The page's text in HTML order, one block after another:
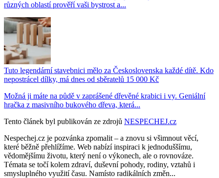
různých oblastí prověří vaši bystrost a...
Tuto legendární stavebnici mělo za Československa každé dítě. Kdo
nepostrácel dílky, má dnes od sběratelů 15 000 Kč
Možná ji máte na půdě v zaprášené dřevěné krabici i vy. Geniální
hračka z masivního bukového dřeva, která...
Tento článek byl publikován ze zdrojů NESPECHEJ.cz
Nespechej.cz je pozvánka zpomalit – a znovu si všimnout věcí,
které běžně přehlížíme. Web nabízí inspiraci k jednoduššímu,
vědomějšímu životu, který není o výkonech, ale o rovnováze.
Témata se točí kolem zdraví, duševní pohody, rodiny, vztahů i
smysluplného využití času. Namísto radikálních změn...